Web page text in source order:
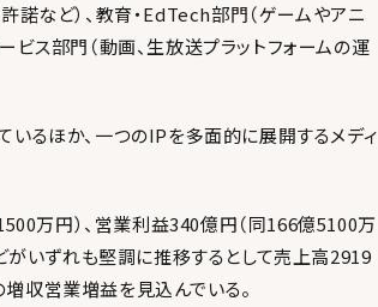
諾など）、教育・EdTech部門（ゲームやアニ
ビス部門（動画、生放送プラットフォームの運
るほか、一つのIPを多面的に展開するメディ
万円）、営業利益340億円（同166億5100万
がいずれも堅調に推移するとして売上高2919
収営業増益を見込んでいる。